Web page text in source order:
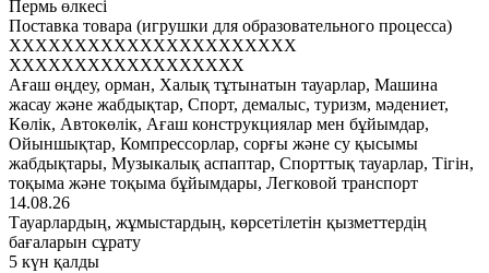
Пермь өлкесі
Поставка товара (игрушки для образовательного процесса)
XXXXXXXXXXXXXXXXXXXXXX
XXXXXXXXXXXXXXXXXX
Ағаш өңдеу, орман, Халық тұтынатын тауарлар, Машина
жасау және жабдықтар, Спорт, демалыс, туризм, мәдениет,
Көлік, Автокөлік, Ағаш конструкциялар мен бұйымдар,
Ойыншықтар, Компрессорлар, сорғы және су қысымы
жабдықтары, Музыкалық аспаптар, Спорттық тауарлар, Тігін,
тоқыма және тоқыма бұйымдары, Легковой транспорт
14.08.26
Тауарлардың, жұмыстардың, көрсетілетін қызметтердің
бағаларын сұрату
5 күн қалды